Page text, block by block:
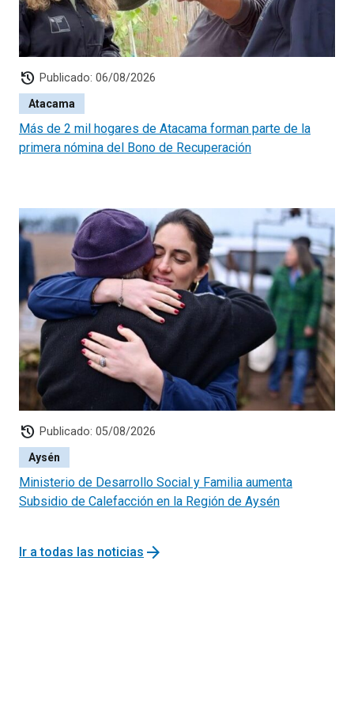
La actividad estuvo marcada por el apoyo de
funcionarias y funcionarios de distintas áreas del
Servicio de Protección, quienes apoyaron el cuidado de
niños, niñas y lactantes.
history Publicado: 06/08/2026
Atacama
Más de 2 mil hogares de Atacama forman parte de la
primera nómina del Bono de Recuperación
history Publicado: 05/08/2026
Aysén
Ministerio de Desarrollo Social y Familia aumenta
Subsidio de Calefacción en la Región de Aysén
Ir a todas las noticias arrow_forward